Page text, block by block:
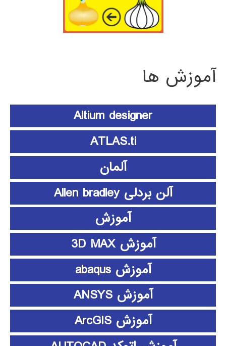
آموزش ها
Altium designer
ATLAS.ti
آلمان
آلن بردلی Allen bradley
آموزش
آموزش 3D MAX
آموزش abaqus
آموزش ANSYS
آموزش ArcGIS